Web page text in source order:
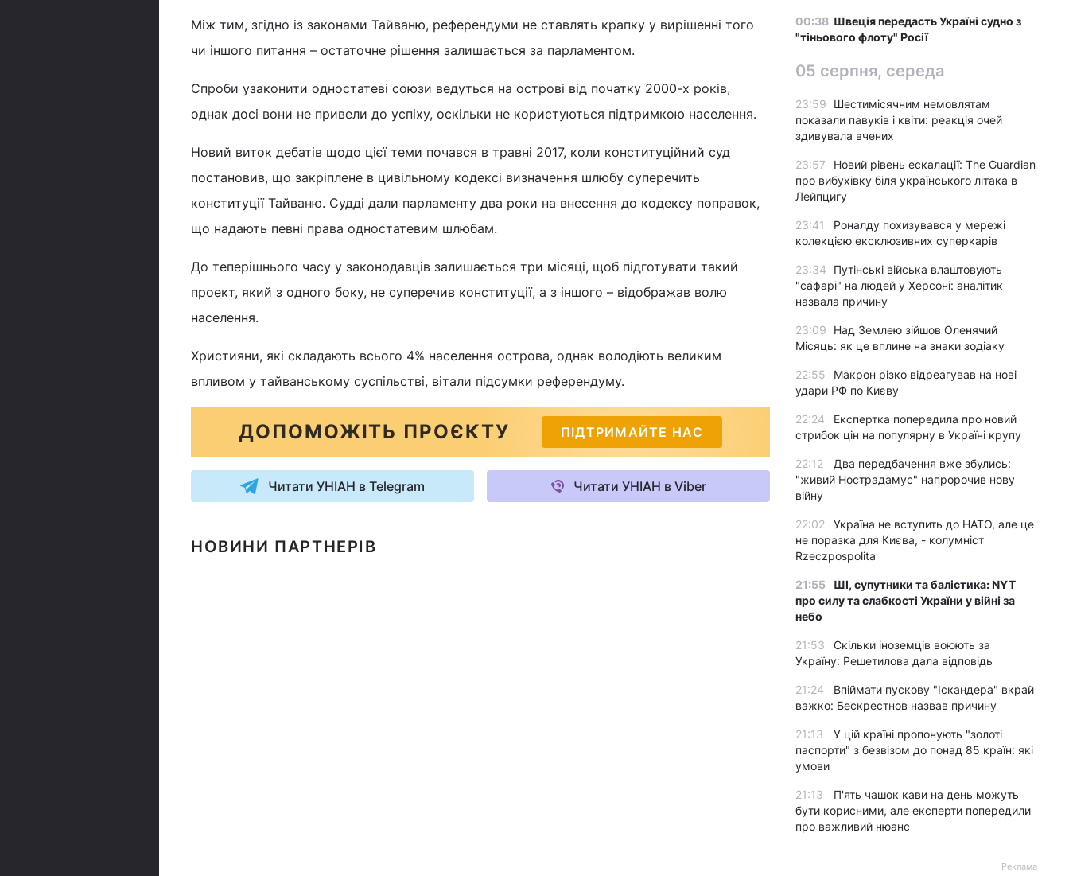
Між тим, згідно із законами Тайваню, референдуми не ставлять крапку у вирішенні того
чи іншого питання – остаточне рішення залишається за парламентом.
Спроби узаконити одностатеві союзи ведуться на острові від початку 2000-х років,
однак досі вони не привели до успіху, оскільки не користуються підтримкою населення.
Новий виток дебатів щодо цієї теми почався в травні 2017, коли конституційний суд
постановив, що закріплене в цивільному кодексі визначення шлюбу суперечить
конституції Тайваню. Судді дали парламенту два роки на внесення до кодексу поправок,
що надають певні права одностатевим шлюбам.
До теперішнього часу у законодавців залишається три місяці, щоб підготувати такий
проект, який з одного боку, не суперечив конституції, а з іншого – відображав волю
населення.
Християни, які складають всього 4% населення острова, однак володіють великим
впливом у тайванському суспільстві, вітали підсумки референдуму.
ДОПОМОЖІТЬ ПРОЄКТУ ПІДТРИМАЙТЕ НАС
Читати УНІАН в Telegram Читати УНІАН в Viber
НОВИНИ ПАРТНЕРІВ
00:38 Швеція передасть Україні судно з
"тіньового флоту" Росії
05 серпня, середа
23:59
Шестимісячним немовлятам
показали павуків і квіти: реакція очей
здивувала вчених
23:57
Новий рівень ескалації: The Guardian
про вибухівку біля українського літака в
Лейпцигу
23:41
Роналду похизувався у мережі
колекцією ексклюзивних суперкарів
23:34
Путінські війська влаштовують
"сафарі" на людей у Херсоні: аналітик
назвала причину
23:09
Над Землею зійшов Оленячий
Місяць: як це вплине на знаки зодіаку
22:55
Макрон різко відреагував на нові
удари РФ по Києву
22:24
Експертка попередила про новий
стрибок цін на популярну в Україні крупу
22:12
Два передбачення вже збулись:
"живий Нострадамус" напророчив нову
війну
22:02
Україна не вступить до НАТО, але це
не поразка для Києва, - колумніст
Rzeczpospolita
21:55
ШІ, супутники та балістика: NYT
про силу та слабкості України у війні за
небо
21:53
Скільки іноземців воюють за
Україну: Решетилова дала відповідь
21:24
Впіймати пускову "Іскандера" вкрай
важко: Бескрестнов назвав причину
21:13
У цій країні пропонують "золоті
паспорти" з безвізом до понад 85 країн: які
умови
21:13
П'ять чашок кави на день можуть
бути корисними, але експерти попередили
про важливий нюанс
Реклама